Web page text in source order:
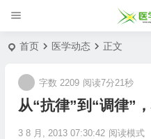
首页 医学动态 正文
从“抗律”到“调律”
3 8 月, 2013 07:30:42
字数 2209 阅读7分21秒
阅读模式